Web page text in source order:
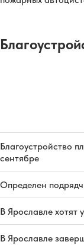
Благоустройство
сентябре
Определен
В Ярославле хотят
В Ярославле